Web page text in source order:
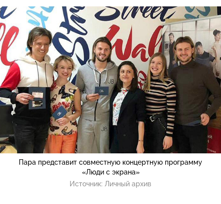
Пара представит совместную концертную программу
«Люди с экрана»
Источник: Личный архив